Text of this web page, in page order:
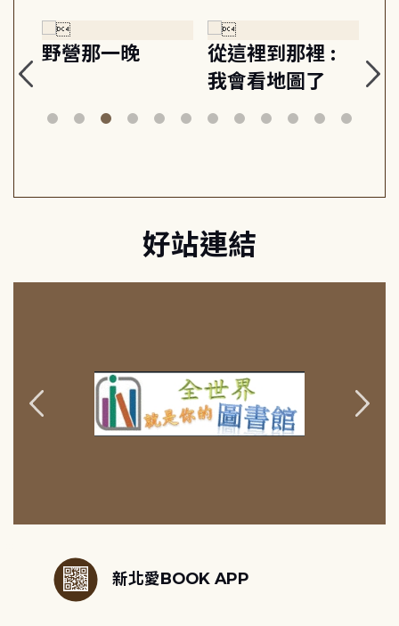
野營那一晚
從這裡到那裡 :
我會看地圖了
美
好站連結
新北愛BOOK APP